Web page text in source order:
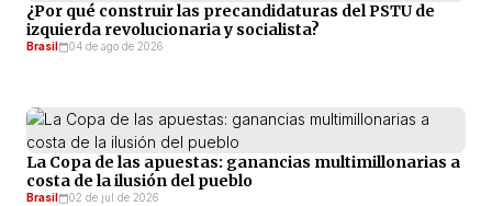
¿Por qué construir las precandidaturas del PSTU de
izquierda revolucionaria y socialista?
Brasil 04 de ago de 2026
La Copa de las apuestas: ganancias multimillonarias a
costa de la ilusión del pueblo
Brasil 02 de jul de 2026